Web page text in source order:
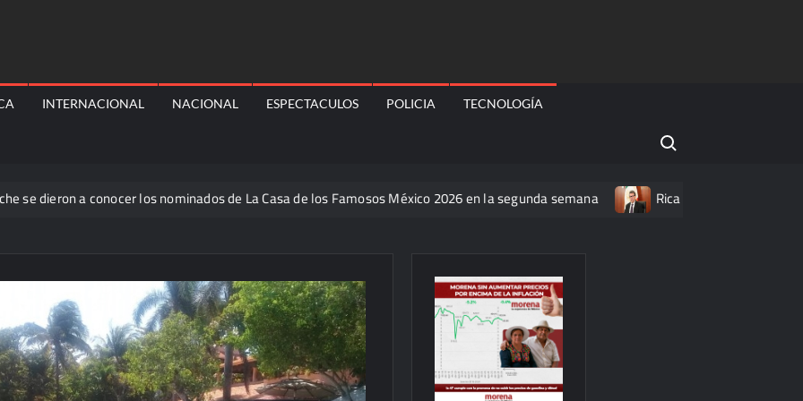
INTERNACIONAL NACIONAL ESPECTACULOS POLICIA TECNOLOGÍA
Search for:
a conocer los nominados de La Casa de los Famosos México 2026 en la segunda semana Ricardo Monreal confía en que